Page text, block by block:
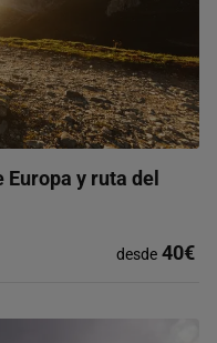
y ruta del
desde 40€